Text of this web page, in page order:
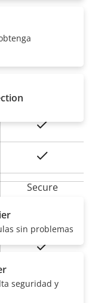
Sí
Secure
Sí
sin problemas
seguridad y